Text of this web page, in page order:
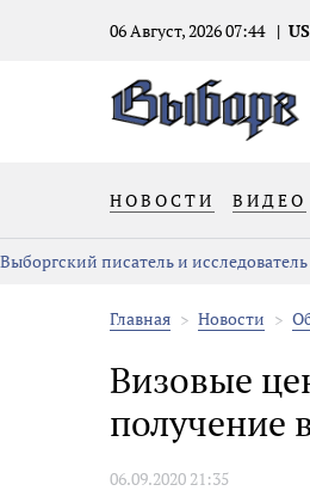
06 Август, 2026 07:44
НОВОСТИ ВИДЕО
Выборгский писатель и
Главная Новости
Визовые
получение
06.09.2020 21:35